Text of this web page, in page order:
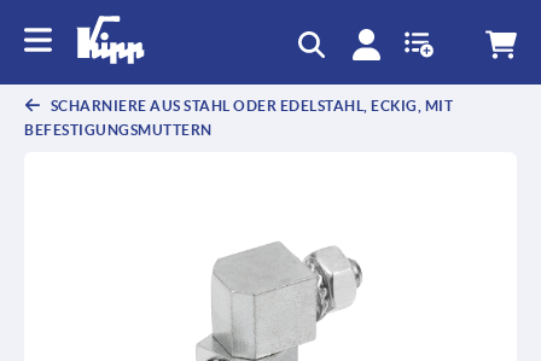
SCHARNIERE AUS STAHL ODER EDELSTAHL, ECKIG, MIT
BEFESTIGUNGSMUTTERN